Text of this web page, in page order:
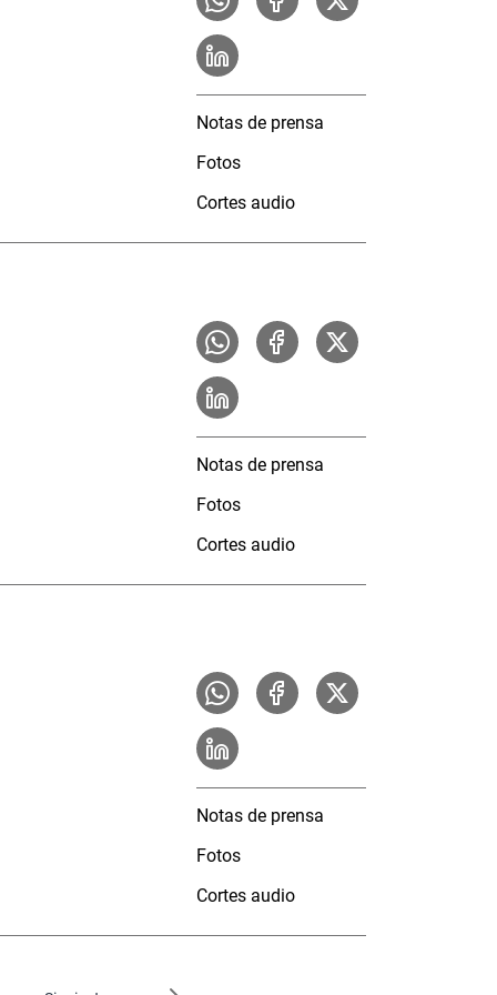
Notas de prensa
Fotos
Cortes audio
Notas de prensa
Fotos
Cortes audio
Notas de prensa
Fotos
Cortes audio